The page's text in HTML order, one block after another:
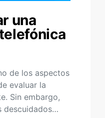
una
de los aspectos
evaluar la
Sin embargo,
descuidados…